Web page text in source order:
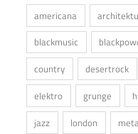
americana
blackmusic
country
desertrock
elektro
grunge
jazz
london